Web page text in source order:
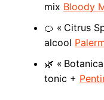
mix Bloody
🍊 « Citrus
alcool
🌿 «
tonic +